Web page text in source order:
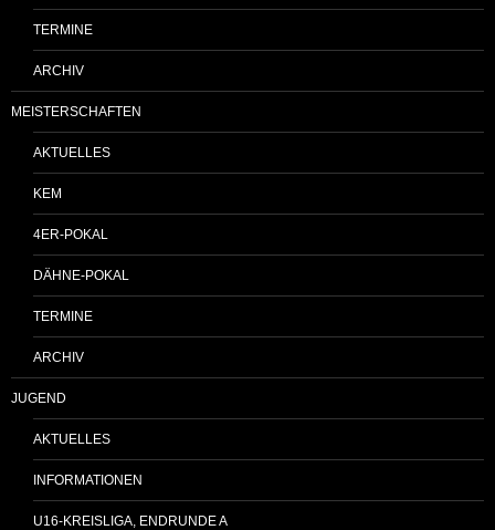
TERMINE
ARCHIV
MEISTERSCHAFTEN
AKTUELLES
KEM
4ER-POKAL
DÄHNE-POKAL
TERMINE
ARCHIV
JUGEND
AKTUELLES
INFORMATIONEN
U16-KREISLIGA, ENDRUNDE A